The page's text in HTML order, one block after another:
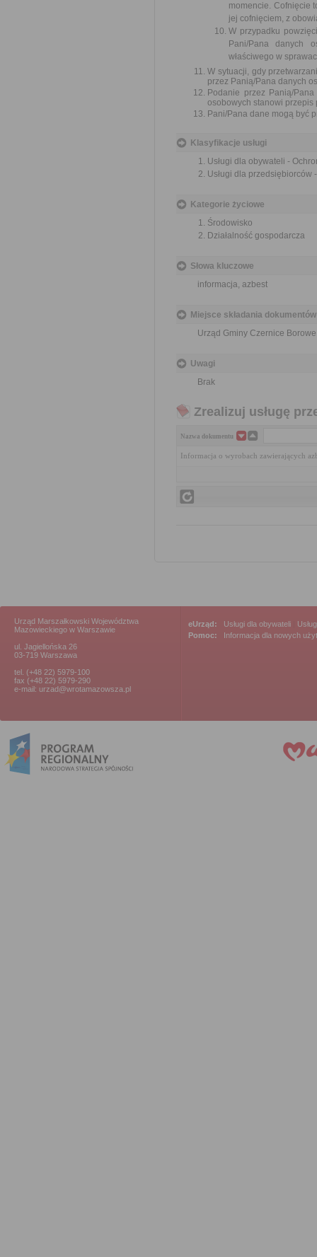
momencie. Cofnięcie
jej cofnięciem, z
W przypadku
Pani/Pana danych
właściwego w
W sytuacji, gdy
przez Panią/Pana danych
Podanie przez Panią/
osobowych stanowi przepis
Pani/Pana dane mogą być
Klasyfikacje usługi
Usługi dla obywateli -
Usługi dla
Kategorie życiowe
Środowisko
Działalność gospodarcza
Słowa kluczowe
informacja, azbest
Miejsce składania dokumentów
Urząd Gminy Czernice
Uwagi
Brak
Zrealizuj usługę
Nazwa dokumentu
Informacja o wyrobach zawierających
Urząd Marszałkowski Województwa
Mazowieckiego w Warszawie
ul. Jagiellońska 26
03-719 Warszawa
tel. (+48 22) 5979-100
fax (+48 22) 5979-290
e-mail: urzad@wrotamazowsza.pl
eUrząd: Usługi dla obywateli
Pomoc:
Informacja dla nowych